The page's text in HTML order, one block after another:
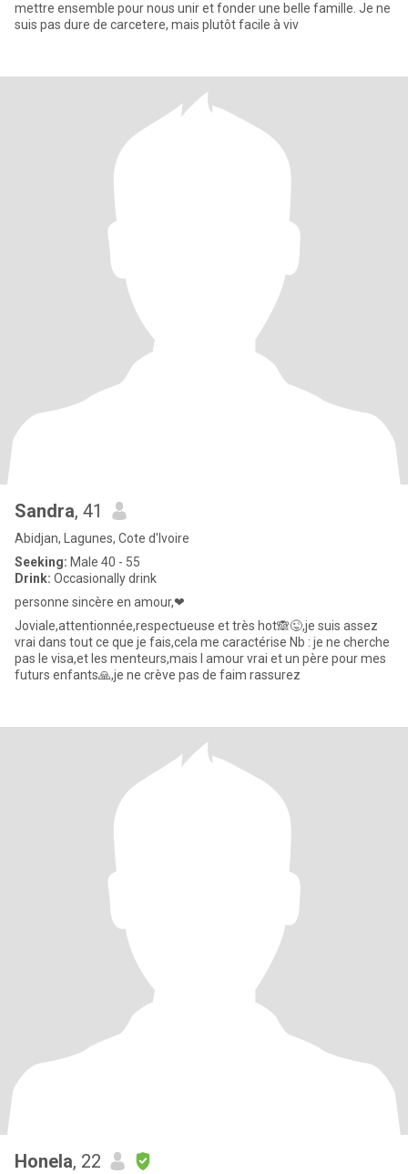
mettre ensemble pour nous unir et fonder une belle famille. Je ne
suis pas dure de carcetere, mais plutôt facile à viv
Sandra, 41
Abidjan, Lagunes, Cote d'Ivoire
Seeking: Male 40 - 55
Drink: Occasionally drink
personne sincère en amour,❤
Joviale,attentionnée,respectueuse et très hot🙈😜,je suis assez
vrai dans tout ce que je fais,cela me caractérise Nb : je ne cherche
pas le visa,et les menteurs,mais l amour vrai et un père pour mes
futurs enfants🙏,je ne crève pas de faim rassurez
Honela, 22